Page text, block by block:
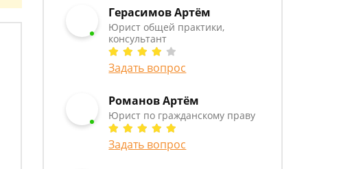
Герасимов Артём
Юрист общей практики,
консультант
Задать вопрос
Романов Артём
Юрист по гражданскому праву
Задать вопрос